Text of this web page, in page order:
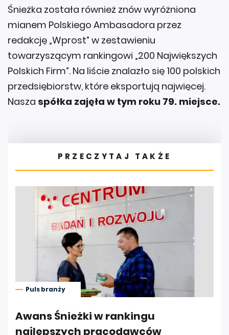
Śnieżka została również znów wyróżniona
mianem Polskiego Ambasadora przez
redakcję „Wprost” w zestawieniu
towarzyszącym rankingowi „200 Największych
Polskich Firm”. Na liście znalazło się 100 polskich
przedsiębiorstw, które eksportują najwięcej.
Nasza spółka zajęła w tym roku 79. miejsce.